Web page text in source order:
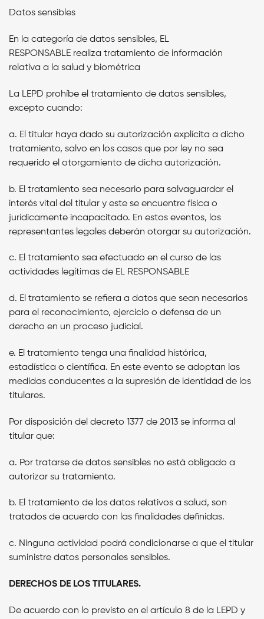
Datos sensibles
En la categoría de datos sensibles, EL
RESPONSABLE realiza tratamiento de información
relativa a la salud y biométrica
La LEPD prohíbe el tratamiento de datos sensibles,
excepto cuando:
a. El titular haya dado su autorización explícita a dicho
tratamiento, salvo en los casos que por ley no sea
requerido el otorgamiento de dicha autorización.
b. El tratamiento sea necesario para salvaguardar el
interés vital del titular y este se encuentre física o
jurídicamente incapacitado. En estos eventos, los
representantes legales deberán otorgar su autorización.
c. El tratamiento sea efectuado en el curso de las
actividades legítimas de EL RESPONSABLE
d. El tratamiento se refiera a datos que sean necesarios
para el reconocimiento, ejercicio o defensa de un
derecho en un proceso judicial.
e. El tratamiento tenga una finalidad histórica,
estadística o científica. En este evento se adoptan las
medidas conducentes a la supresión de identidad de los
titulares.
Por disposición del decreto 1377 de 2013 se informa al
titular que:
a. Por tratarse de datos sensibles no está obligado a
autorizar su tratamiento.
b. El tratamiento de los datos relativos a salud, son
tratados de acuerdo con las finalidades definidas.
c. Ninguna actividad podrá condicionarse a que el titular
suministre datos personales sensibles.
DERECHOS DE LOS TITULARES.
De acuerdo con lo previsto en el artículo 8 de la LEPD y